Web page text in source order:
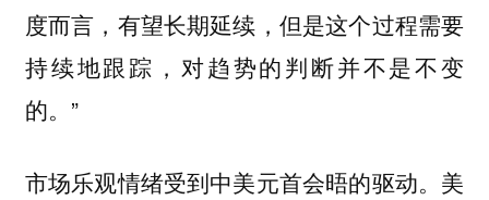
度而言，有望长期延续，但是这个过程需要
持续地跟踪，对趋势的判断并不是不变
的。”
市场乐观情绪受到中美元首会晤的驱动。美